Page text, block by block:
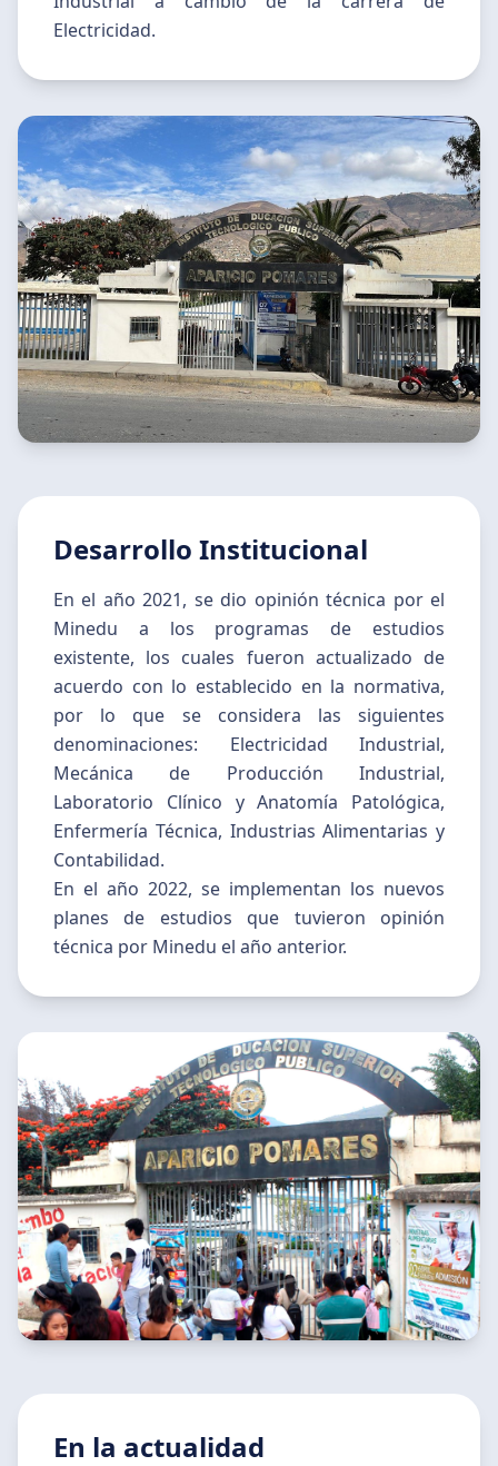
Electricidad.
Desarrollo Institucional
En el año 2021, se dio opinión técnica por el
Minedu a los programas de estudios
existente, los cuales fueron actualizado de
acuerdo con lo establecido en la normativa,
por lo que se considera las siguientes
denominaciones: Electricidad Industrial,
Mecánica de Producción Industrial,
Laboratorio Clínico y Anatomía Patológica,
Enfermería Técnica, Industrias Alimentarias y
Contabilidad.
En el año 2022, se implementan los nuevos
planes de estudios que tuvieron opinión
técnica por Minedu el año anterior.
En la actualidad